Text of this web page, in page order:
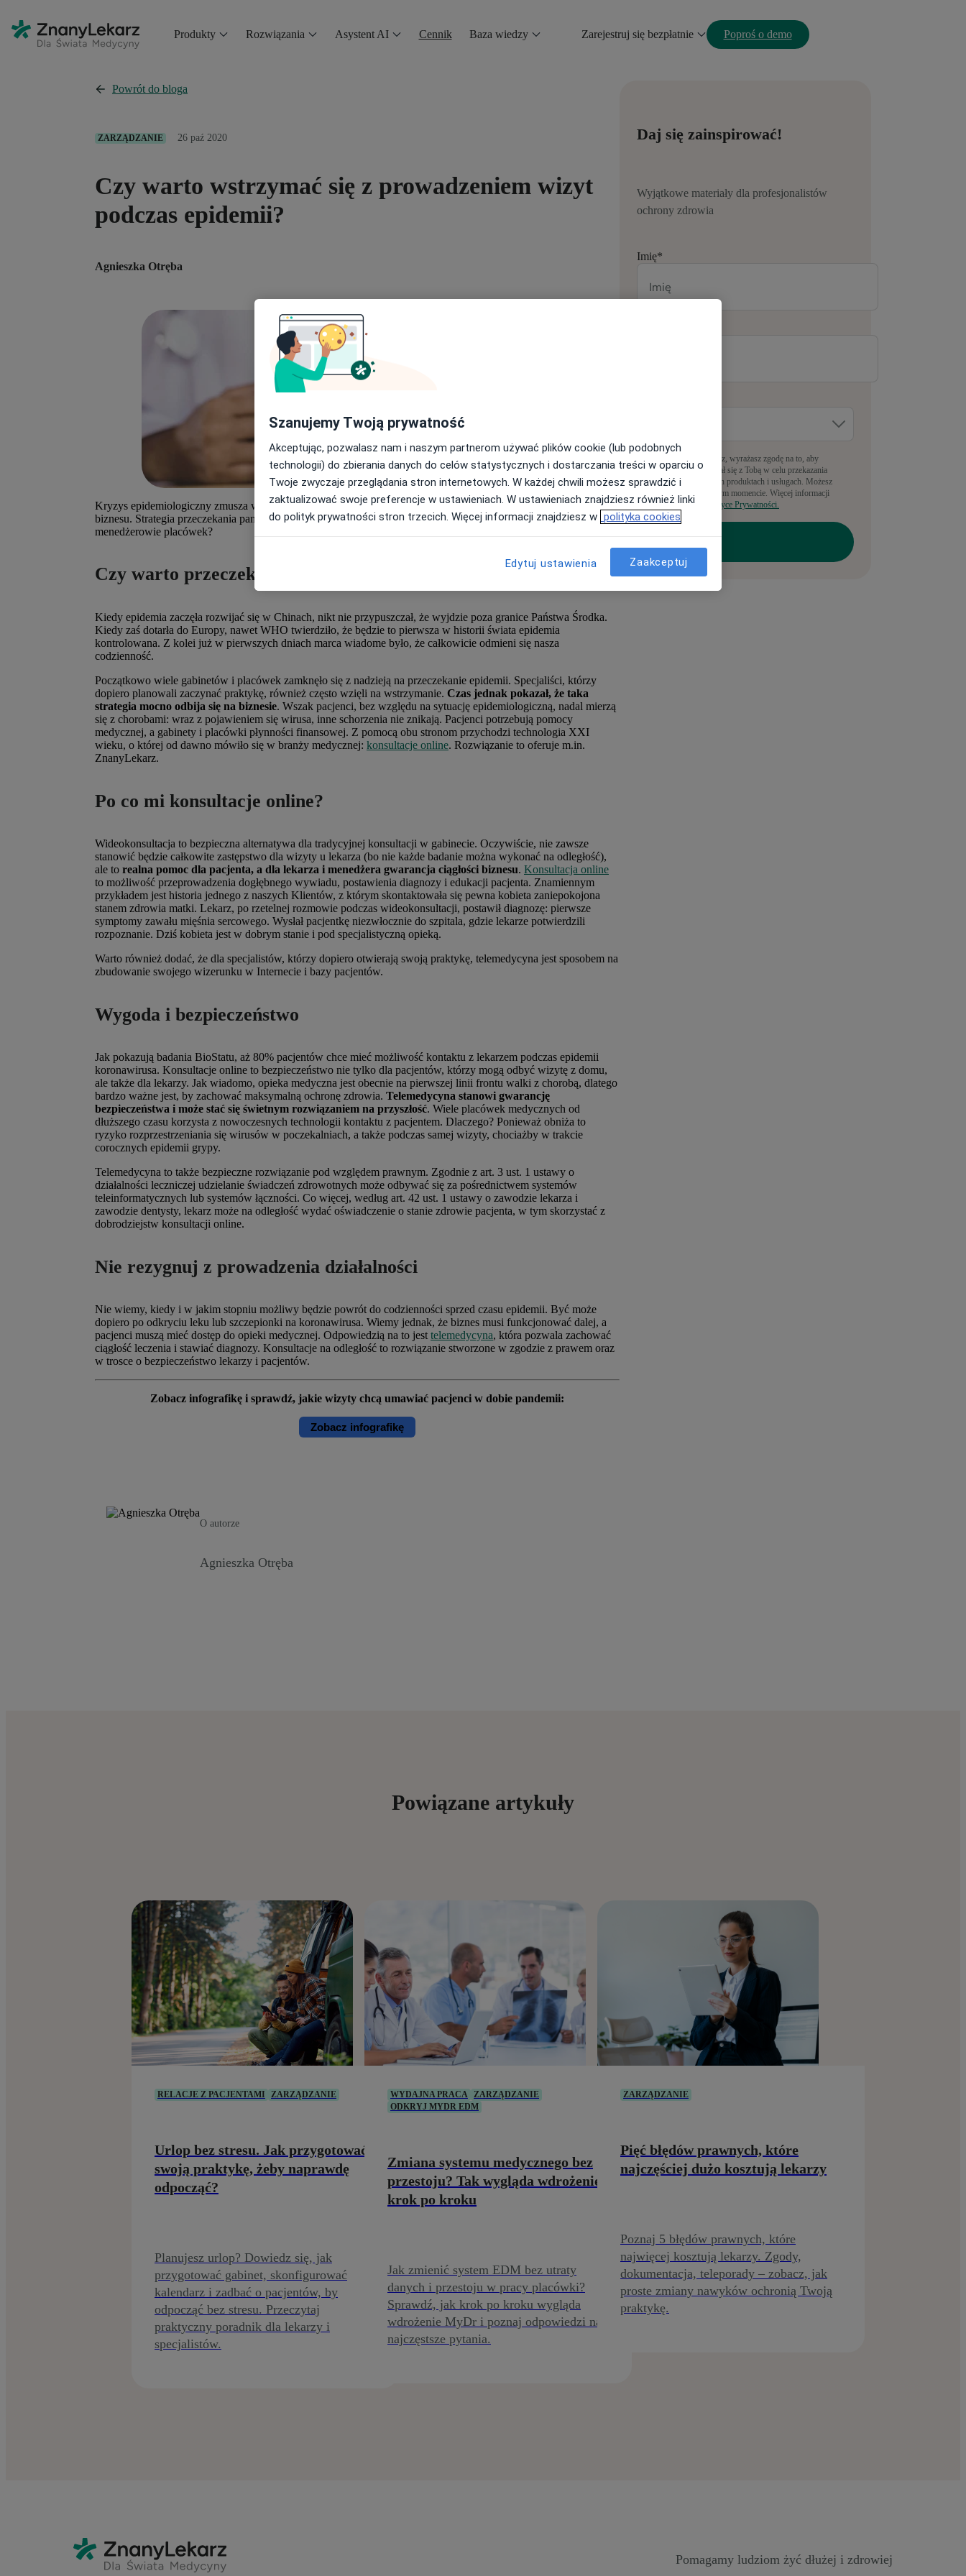
Produkty Rozwiązania Asystent AI Cennik Baza wiedzy Zarejestruj się bezpłatnie Poproś o demo
Powrót do bloga
ZARZĄDZANIE 26 paź 2020
Czy warto wstrzymać się z prowadzeniem wizyt
podczas epidemii?
Agnieszka Otręba
Kryzys epidemiologiczny zmusza wszystkie branże do poszukiwania innowacyjnych rozwiązań prowadzenia
biznesu. Strategia przeczekania pandemii może okazać się niewystarczająca. Jakie kroki powinni podjąć lekarze i
menedżerowie placówek?
Czy warto przeczekać epidemię?
Kiedy epidemia zaczęła rozwijać się w Chinach, nikt nie przypuszczał, że wyjdzie poza granice Państwa Środka.
Kiedy zaś dotarła do Europy, nawet WHO twierdziło, że będzie to pierwsza w historii świata epidemia
kontrolowana. Z kolei już w pierwszych dniach marca wiadome było, że całkowicie odmieni się nasza
codzienność.
Początkowo wiele gabinetów i placówek zamknęło się z nadzieją na przeczekanie epidemii. Specjaliści, którzy
dopiero planowali zaczynać praktykę, również często wzięli na wstrzymanie. Czas jednak pokazał, że taka
strategia mocno odbija się na biznesie. Wszak pacjenci, bez względu na sytuację epidemiologiczną, nadal mierzą
się z chorobami: wraz z pojawieniem się wirusa, inne schorzenia nie znikają. Pacjenci potrzebują pomocy
medycznej, a gabinety i placówki płynności finansowej. Z pomocą obu stronom przychodzi technologia XXI
wieku, o której od dawno mówiło się w branży medycznej: konsultacje online. Rozwiązanie to oferuje m.in.
ZnanyLekarz.
Po co mi konsultacje online?
Wideokonsultacja to bezpieczna alternatywa dla tradycyjnej konsultacji w gabinecie. Oczywiście, nie zawsze
stanowić będzie całkowite zastępstwo dla wizyty u lekarza (bo nie każde badanie można wykonać na odległość),
ale to realna pomoc dla pacjenta, a dla lekarza i menedżera gwarancja ciągłości biznesu. Konsultacja online
to możliwość przeprowadzenia dogłębnego wywiadu, postawienia diagnozy i edukacji pacjenta. Znamiennym
przykładem jest historia jednego z naszych Klientów, z którym skontaktowała się pewna kobieta zaniepokojona
stanem zdrowia matki. Lekarz, po rzetelnej rozmowie podczas wideokonsultacji, postawił diagnozę: pierwsze
symptomy zawału mięśnia sercowego. Wysłał pacjentkę niezwłocznie do szpitala, gdzie lekarze potwierdzili
rozpoznanie. Dziś kobieta jest w dobrym stanie i pod specjalistyczną opieką.
Warto również dodać, że dla specjalistów, którzy dopiero otwierają swoją praktykę, telemedycyna jest sposobem na
zbudowanie swojego wizerunku w Internecie i bazy pacjentów.
Wygoda i bezpieczeństwo
Jak pokazują badania BioStatu, aż 80% pacjentów chce mieć możliwość kontaktu z lekarzem podczas epidemii
koronawirusa. Konsultacje online to bezpieczeństwo nie tylko dla pacjentów, którzy mogą odbyć wizytę z domu,
ale także dla lekarzy. Jak wiadomo, opieka medyczna jest obecnie na pierwszej linii frontu walki z chorobą, dlatego
bardzo ważne jest, by zachować maksymalną ochronę zdrowia. Telemedycyna stanowi gwarancję
bezpieczeństwa i może stać się świetnym rozwiązaniem na przyszłość. Wiele placówek medycznych od
dłuższego czasu korzysta z nowoczesnych technologii kontaktu z pacjentem. Dlaczego? Ponieważ obniża to
ryzyko rozprzestrzeniania się wirusów w poczekalniach, a także podczas samej wizyty, chociażby w trakcie
corocznych epidemii grypy.
Telemedycyna to także bezpieczne rozwiązanie pod względem prawnym. Zgodnie z art. 3 ust. 1 ustawy o
działalności leczniczej udzielanie świadczeń zdrowotnych może odbywać się za pośrednictwem systemów
teleinformatycznych lub systemów łączności. Co więcej, według art. 42 ust. 1 ustawy o zawodzie lekarza i
zawodzie dentysty, lekarz może na odległość wydać oświadczenie o stanie zdrowie pacjenta, w tym skorzystać z
dobrodziejstw konsultacji online.
Nie rezygnuj z prowadzenia działalności
Nie wiemy, kiedy i w jakim stopniu możliwy będzie powrót do codzienności sprzed czasu epidemii. Być może
dopiero po odkryciu leku lub szczepionki na koronawirusa. Wiemy jednak, że biznes musi funkcjonować dalej, a
pacjenci muszą mieć dostęp do opieki medycznej. Odpowiedzią na to jest telemedycyna, która pozwala zachować
ciągłość leczenia i stawiać diagnozy. Konsultacje na odległość to rozwiązanie stworzone w zgodzie z prawem oraz
w trosce o bezpieczeństwo lekarzy i pacjentów.
Zobacz infografikę i sprawdź, jakie wizyty chcą umawiać pacjenci w dobie pandemii:
Zobacz infografikę
O autorze
Agnieszka Otręba
Daj się zainspirować!
Wyjątkowe materiały dla profesjonalistów
ochrony zdrowia
Imię*
Wypełniając ten formularz, wyrażasz zgodę na to, aby
ZnanyLekarz kontaktował się z Tobą w celu przekazania
informacji o powiązanych produktach i usługach. Możesz
zrezygnować w dowolnym momencie. Więcej informacji
znajdziesz w naszej
Polityce Prywatności.
Powiązane artykuły
RELACJE Z PACJENTAMI ZARZĄDZANIE
Urlop bez stresu. Jak przygotować
swoją praktykę, żeby naprawdę
odpocząć?
Planujesz urlop? Dowiedz się, jak
przygotować gabinet, skonfigurować
kalendarz i zadbać o pacjentów, by
odpocząć bez stresu. Przeczytaj
praktyczny poradnik dla lekarzy i
specjalistów.
WYDAJNA PRACA ZARZĄDZANIE
ODKRYJ MYDR EDM
Zmiana systemu medycznego bez
przestoju? Tak wygląda wdrożenie
krok po kroku
Jak zmienić system EDM bez utraty
danych i przestoju w pracy placówki?
Sprawdź, jak krok po kroku wygląda
wdrożenie MyDr i poznaj odpowiedzi na
najczęstsze pytania.
ZARZĄDZANIE
Pięć błędów prawnych, które
najczęściej dużo kosztują lekarzy
Poznaj 5 błędów prawnych, które
najwięcej kosztują lekarzy. Zgody,
dokumentacja, teleporady – zobacz, jak
proste zmiany nawyków ochronią Twoją
praktykę.
Pomagamy ludziom żyć dłużej i zdrowiej
Szanujemy Twoją prywatność
Akceptując, pozwalasz nam i naszym partnerom używać plików cookie (lub podobnych
technologii) do zbierania danych do celów statystycznych i dostarczania treści w oparciu o
Twoje zwyczaje przeglądania stron internetowych. W każdej chwili możesz sprawdzić i
zaktualizować swoje preferencje w ustawieniach. W ustawieniach znajdziesz również linki
do polityk prywatności stron trzecich. Więcej informacji znajdziesz w polityka cookies
Edytuj ustawienia Zaakceptuj